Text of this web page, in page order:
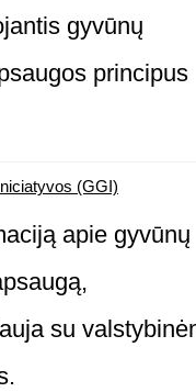
gyvūnų
principus
(GGI)
apie gyvūnų
su